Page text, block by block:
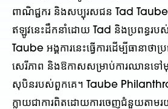
ពាណិជ្ជករ និងសប្បុរសជន Tad Taube
ឥឡូវនេះដឹកនាំដោយ Tad និងប្រពន្ធរ
Taube អង្គការនេះធ្វើការដើម្បីធានាថា
សេរីភាព និងឱកាសសម្រាប់ការឈានទៅ
សុបិនរបស់ពួកគេ។ Taube
ក្លាយជាការពិតដោយការចេញជំនួយតាម